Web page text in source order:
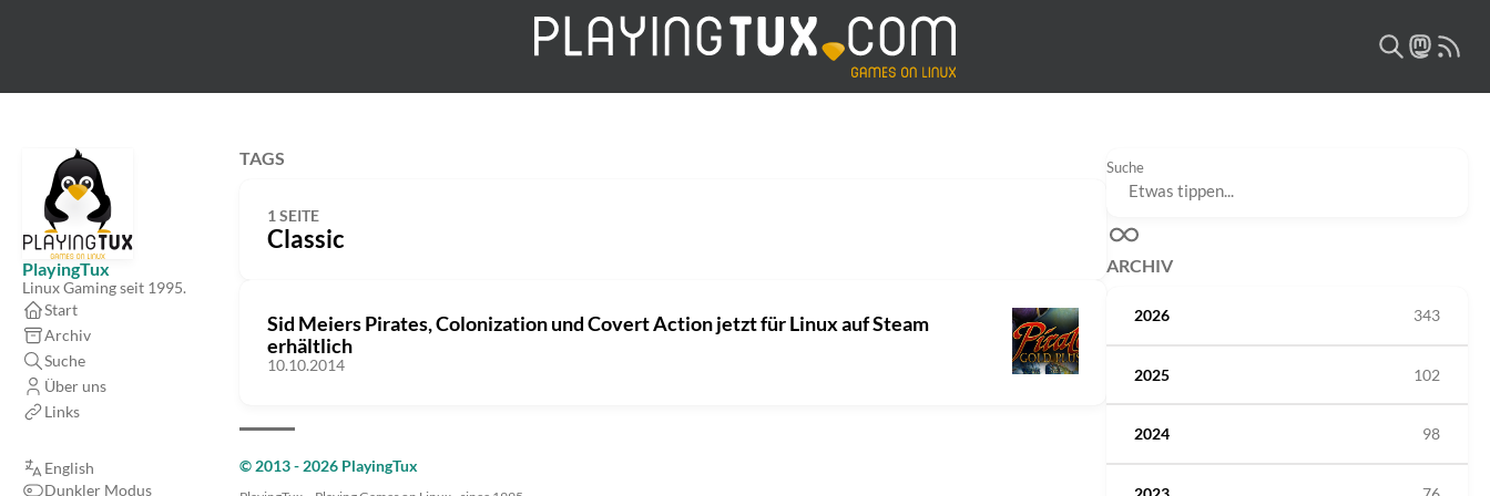
PlayingTux
Linux Gaming seit 1995.
Start
Archiv
Suche
Über uns
Links
English
Dunkler Modus
Suche
ARCHIV
2026 343
2025 102
2024 98
TAGS
1 SEITE
Classic
Sid Meiers Pirates, Colonization und Covert Action jetzt für Linux auf Steam
erhältlich
10.10.2014
© 2013 - 2026 PlayingTux